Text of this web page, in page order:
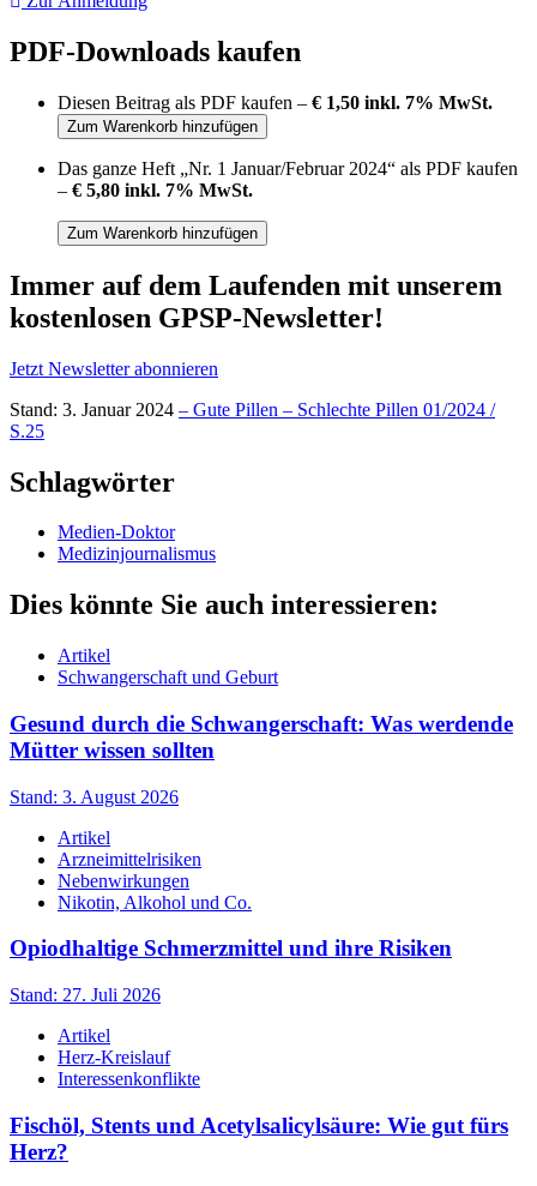
PDF-Downloads kaufen
Diesen Beitrag als PDF kaufen – € 1,50 inkl. 7% MwSt.
Das ganze Heft „Nr. 1 Januar/Februar 2024“ als PDF kaufen
– € 5,80 inkl. 7% MwSt.
Immer auf dem Laufenden mit unserem
kostenlosen GPSP-Newsletter!
Jetzt Newsletter abonnieren
Stand: 3. Januar 2024 – Gute Pillen – Schlechte Pillen 01/2024 /
S.25
Schlagwörter
Medien-Doktor
Medizinjournalismus
Dies könnte Sie auch interessieren:
Artikel
Schwangerschaft und Geburt
Gesund durch die Schwangerschaft: Was werdende
Mütter wissen sollten
Stand: 3. August 2026
Artikel
Arzneimittelrisiken
Nebenwirkungen
Nikotin, Alkohol und Co.
Opiodhaltige Schmerzmittel und ihre Risiken
Stand: 27. Juli 2026
Artikel
Herz-Kreislauf
Interessenkonflikte
Fischöl, Stents und Acetylsalicylsäure: Wie gut fürs
Herz?